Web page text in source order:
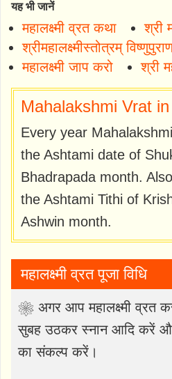
यह भी जानें
महालक्ष्मी व्रत कथा
श्री
श्रीमहालक्ष्मीस्तोत्रम्
महालक्ष्मी जाप करो
श्री
Mahalakshmi Vrat
Every year
the Ashtami date of
Bhadrapada month.
the Ashtami Tithi of
Ashwin month.
महालक्ष्मी व्रत पूजा विधि
❀ अगर आप महालक्ष्मी व्रत
सुबह उठकर स्नान आदि करें
का संकल्प करें।